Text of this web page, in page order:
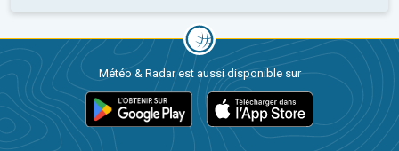
Météo & Radar est aussi disponible sur